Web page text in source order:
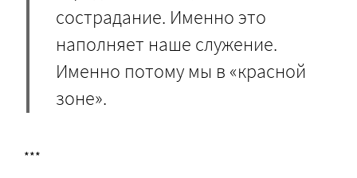
сострадание. Именно это
наполняет наше служение.
Именно потому мы в «красной
зоне».
***